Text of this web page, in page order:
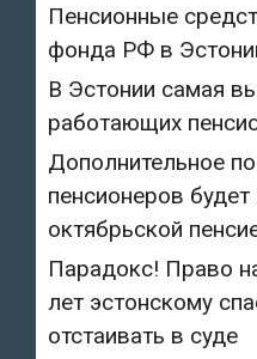
Пенсионные
фонда РФ в
В Эстонии самая
работающих
Дополнительное
пенсионеров
октябрьской
Парадокс! Право
лет эстонскому
отстаивать в суде